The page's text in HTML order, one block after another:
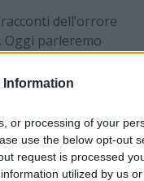
Information
or processing of your
use the below opt-out
request is processed
utilized by us
dell’orrore
Oggi parleremo
nei tombini. Si parla
sia morto ad appena
del cinema e già a
, forse il suo colossal